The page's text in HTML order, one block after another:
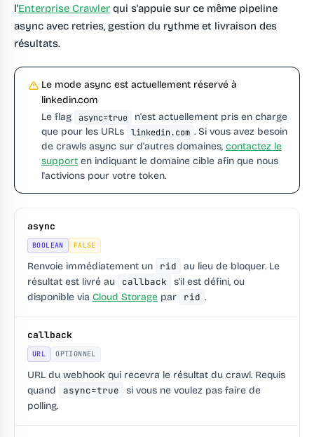
l'Enterprise Crawler qui s'appuie sur ce même pipeline
async avec retries, gestion du rythme et livraison des
résultats.
Le mode async est actuellement réservé à
linkedin.com
Le flag
async=true
n'est actuellement pris en charge
que pour les URLs
linkedin.com . Si vous avez besoin
de crawls async sur d'autres domaines, contactez le
support en indiquant le domaine cible afin que nous
l'activions pour votre token.
async
BOOLEAN FALSE
Renvoie immédiatement un rid
au lieu de bloquer. Le
résultat est livré au
callback
s'il est défini, ou
disponible via Cloud Storage par rid .
callback
URL OPTIONNEL
URL du webhook qui recevra le résultat du crawl. Requis
quand
async=true
si vous ne voulez pas faire de
polling.